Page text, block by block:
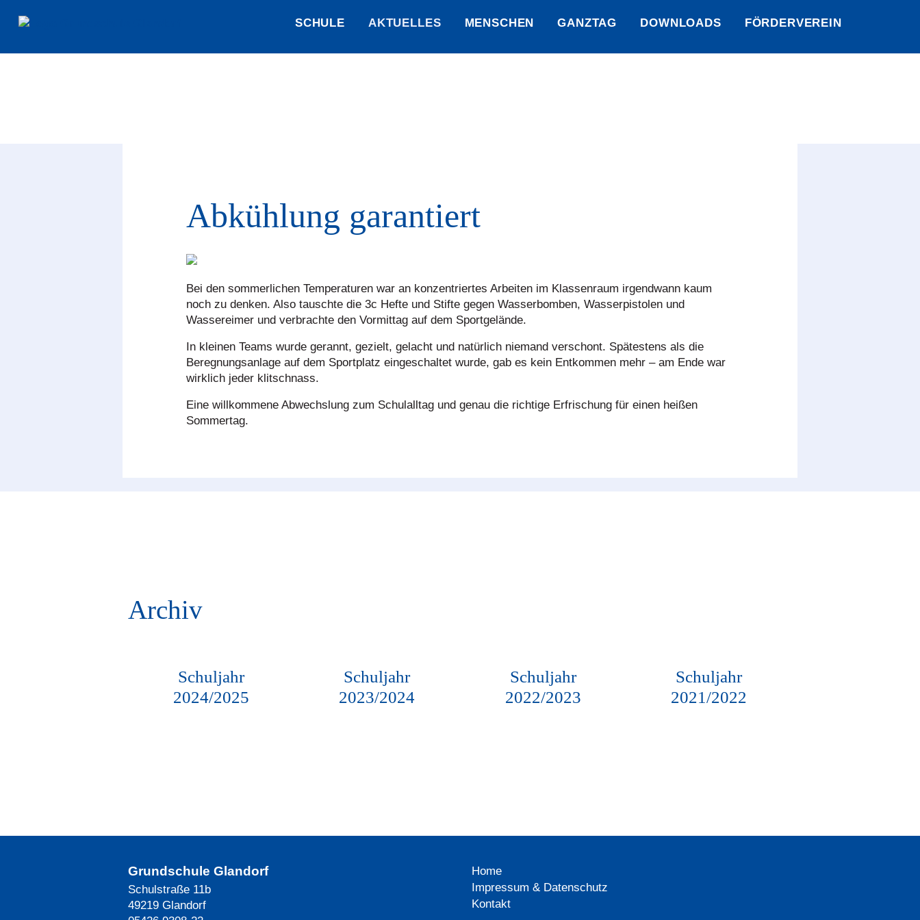
SCHULE AKTUELLES MENSCHEN GANZTAG DOWNLOADS FÖRDERVEREIN
Abkühlung garantiert
Bei den sommerlichen Temperaturen war an konzentriertes Arbeiten im Klassenraum irgendwann kaum
noch zu denken. Also tauschte die 3c Hefte und Stifte gegen Wasserbomben, Wasserpistolen und
Wassereimer und verbrachte den Vormittag auf dem Sportgelände.
In kleinen Teams wurde gerannt, gezielt, gelacht und natürlich niemand verschont. Spätestens als die
Beregnungsanlage auf dem Sportplatz eingeschaltet wurde, gab es kein Entkommen mehr – am Ende war
wirklich jeder klitschnass.
Eine willkommene Abwechslung zum Schulalltag und genau die richtige Erfrischung für einen heißen
Sommertag.
Archiv
Schuljahr
2024/2025
Schuljahr
2023/2024
Schuljahr
2022/2023
Schuljahr
2021/2022
Grundschule Glandorf
Schulstraße 11b
49219 Glandorf
Home
Impressum & Datenschutz
Kontakt